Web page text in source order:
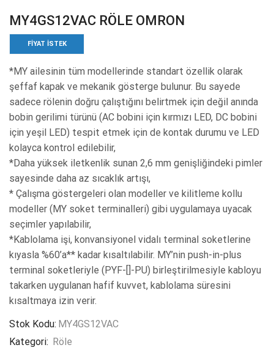
MY4GS12VAC RÖLE OMRON
FIYAT ISTEK
*MY ailesinin tüm modellerinde standart özellik olarak
şeffaf kapak ve mekanik gösterge bulunur. Bu sayede
sadece rölenin doğru çalıştığını belirtmek için değil anında
bobin gerilimi türünü (AC bobini için kırmızı LED, DC bobini
için yeşil LED) tespit etmek için de kontak durumu ve LED
kolayca kontrol edilebilir,
*Daha yüksek iletkenlik sunan 2,6 mm genişliğindeki pimler
sayesinde daha az sıcaklık artışı,
* Çalışma göstergeleri olan modeller ve kilitleme kollu
modeller (MY soket terminalleri) gibi uygulamaya uyacak
seçimler yapılabilir,
*Kablolama işi, konvansiyonel vidalı terminal soketlerine
kıyasla %60’a** kadar kısaltılabilir. MY’nin push-in-plus
terminal soketleriyle (PYF-[]-PU) birleştirilmesiyle kabloyu
takarken uygulanan hafif kuvvet, kablolama süresini
kısaltmaya izin verir.
Stok Kodu: MY4GS12VAC
Kategori: Röle